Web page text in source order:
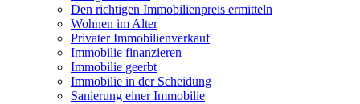
Den richtigen Immobilienpreis ermitteln
Wohnen im Alter
Privater Immobilienverkauf
Immobilie finanzieren
Immobilie geerbt
Immobilie in der Scheidung
Sanierung einer Immobilie